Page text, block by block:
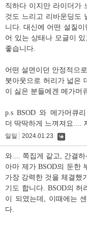
직하다 이지만 라이더가
것도 느리고 리바운딩도
니다. 대신에 어떤 설질
어 있는 상태나 모글이
좋습니다.
어떤 설면이던 안정적으
붓아웃으로 허리가 넓은
이 싫은 분들에겐 메가머
p.s BSOD 와 메가머큐
더 딱딱하게 느껴져요....
일일 2024.01.23
와.... 쪽집게 같고, 간결
아마 제가 BSOD의 둔한
가장 강력한 것을 체결했
기도 합니다. BSOD의
이 되였는데, 이때에는
다.